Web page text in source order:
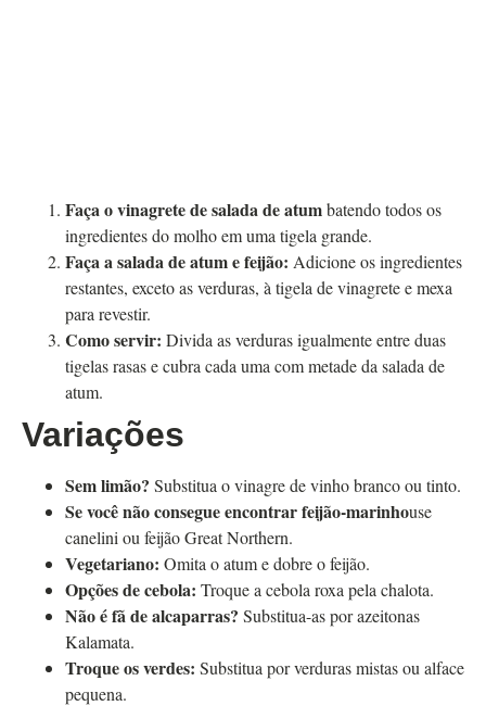
Faça o vinagrete de salada de atumbatendo todos os
ingredientes do molho em uma tigela grande.
Faça a salada de atum e feijão: Adicione os ingredientes
restantes, exceto as verduras, à tigela de vinagrete e mexa
para revestir.
Como servir: Divida as verduras igualmente entre duas
tigelas rasas e cubra cada uma com metade da salada de
atum.
Variações
Sem limão? Substitua o vinagre de vinho branco ou tinto.
Se você não consegue encontrar feijão-marinhouse
canelini ou feijão Great Northern.
Vegetariano: Omita o atum e dobre o feijão.
Opções de cebola: Troque a cebola roxa pela chalota.
Não é fã de alcaparras? Substitua-as por azeitonas
Kalamata.
Troque os verdes: Substitua por verduras mistas ou alface
pequena.